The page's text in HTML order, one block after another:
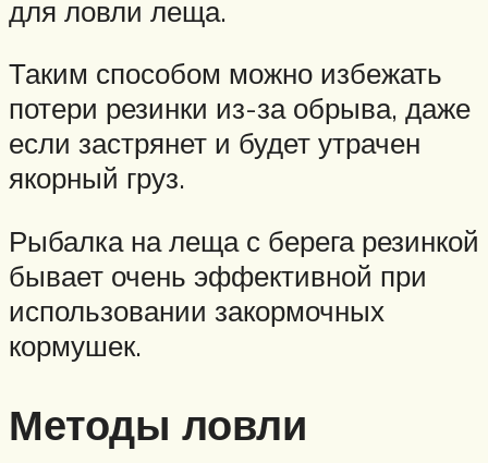
для ловли леща.
Таким способом можно избежать
потери резинки из-за обрыва, даже
если застрянет и будет утрачен
якорный груз.
Рыбалка на леща с берега резинкой
бывает очень эффективной при
использовании закормочных
кормушек.
Методы ловли